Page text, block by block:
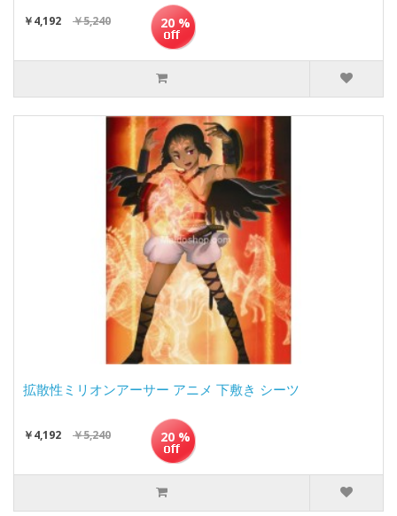
￥4,192 ￥5,240 20 %
拡散性ミリオンアーサー アニメ 下敷き シーツ
￥4,192 ￥5,240 20 %